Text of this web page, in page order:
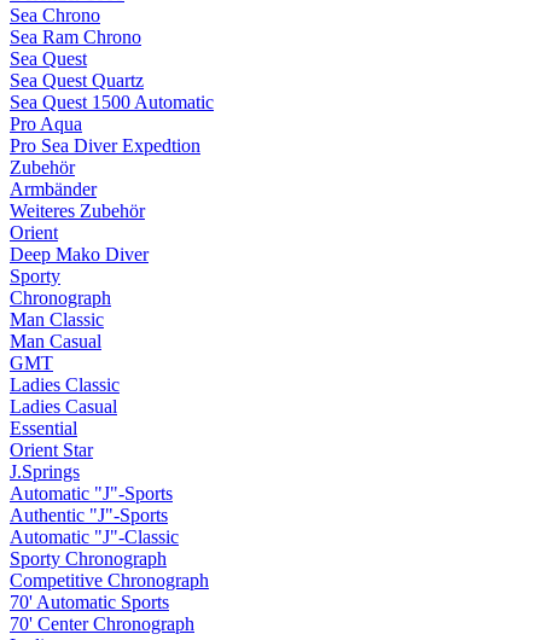
Sea Chrono
Sea Ram Chrono
Sea Quest
Sea Quest Quartz
Sea Quest 1500 Automatic
Pro Aqua
Pro Sea Diver Expedtion
Zubehör
Armbänder
Weiteres Zubehör
Orient
Deep Mako Diver
Sporty
Chronograph
Man Classic
Man Casual
GMT
Ladies Classic
Ladies Casual
Essential
Orient Star
J.Springs
Automatic "J"-Sports
Authentic "J"-Sports
Automatic "J"-Classic
Sporty Chronograph
Competitive Chronograph
70' Automatic Sports
70' Center Chronograph